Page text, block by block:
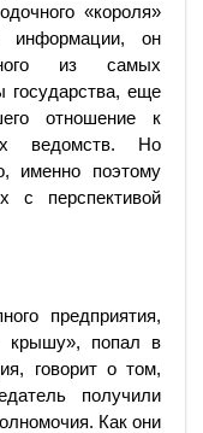
«короля»
информации, он
из самых
государства, еще
отношение к
ведомств. Но
именно поэтому
с перспективой
предприятия,
крышу», попал в
говорит о том,
получили
Как они